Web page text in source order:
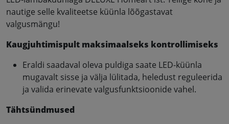
nautige selle kvaliteetse küünla lõõgastavat
valgusmängu!
Kaugjuhtimispult maksimaalseks kontrollimiseks
Eraldi saadaval oleva puldiga saate LED-küünla
mugavalt sisse ja välja lülitada, heledust reguleerida
ja valida erinevate valgusfunktsioonide vahel.
Tähtsündmused